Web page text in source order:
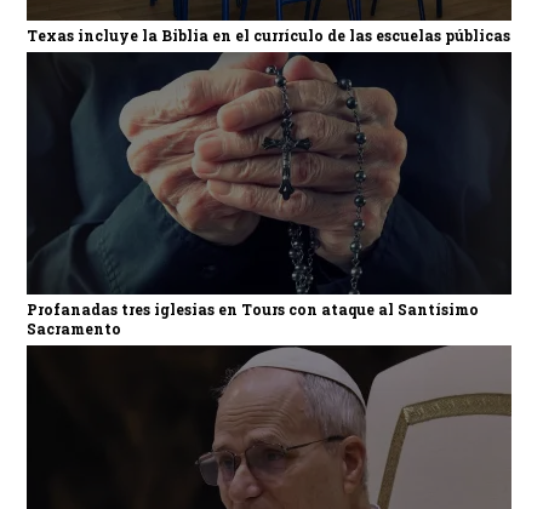
Texas incluye la Biblia en el currículo de las escuelas públicas
Profanadas tres iglesias en Tours con ataque al Santísimo
Sacramento